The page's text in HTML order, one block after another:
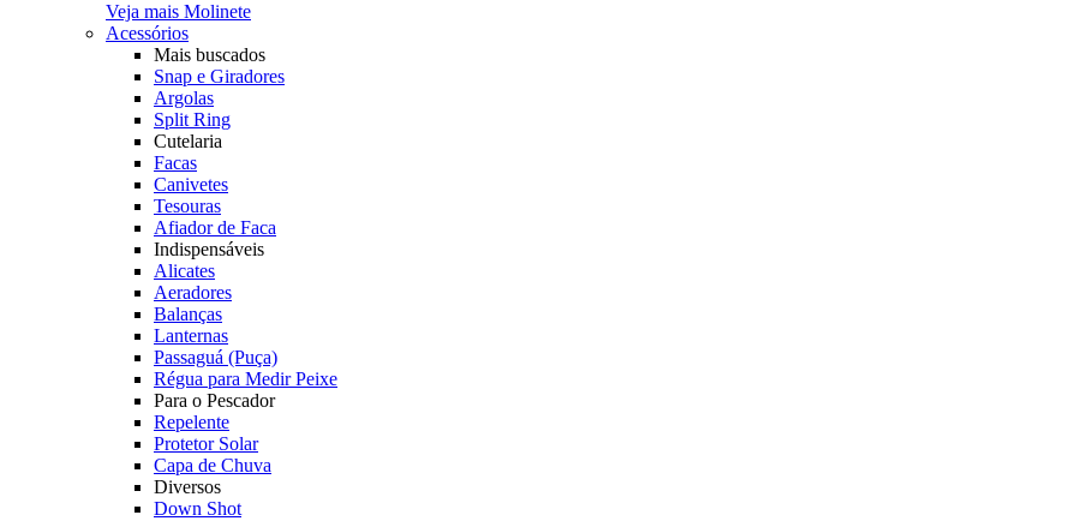
Veja mais Molinete
Acessórios
Mais buscados
Snap e Giradores
Argolas
Split Ring
Cutelaria
Facas
Canivetes
Tesouras
Afiador de Faca
Indispensáveis
Alicates
Aeradores
Balanças
Lanternas
Passaguá (Puça)
Régua para Medir Peixe
Para o Pescador
Repelente
Protetor Solar
Capa de Chuva
Diversos
Down Shot